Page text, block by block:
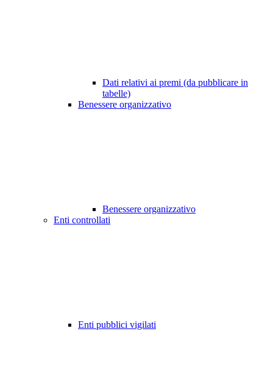
Dati relativi ai premi (da pubblicare in
tabelle)
Benessere organizzativo
Benessere organizzativo
Enti controllati
Enti pubblici vigilati